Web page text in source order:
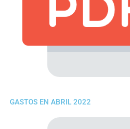
GASTOS EN ABRIL 2022